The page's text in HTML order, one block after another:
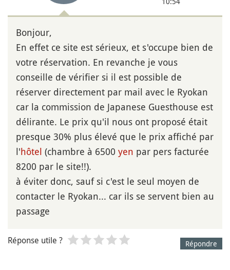
Bonjour,
En effet ce site est sérieux, et s'occupe bien de
votre réservation. En revanche je vous
conseille de vérifier si il est possible de
réserver directement par mail avec le Ryokan
car la commission de Japanese Guesthouse est
délirante. Le prix qu'il nous ont proposé était
presque 30% plus élevé que le prix affiché par
l'hôtel (chambre à 6500 yen par pers facturée
8200 par le site!!).
à éviter donc, sauf si c'est le seul moyen de
contacter le Ryokan... car ils se servent bien au
passage
Répondre
Réponse utile ?